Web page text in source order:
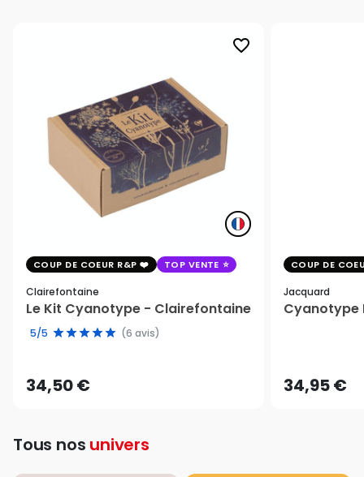
favorite_border
COUP DE COEUR R&P TOP VENTE
Clairefontaine
Le Kit Cyanotype - Clairefontaine
5/5 (6 avis)
34,50 €
COUP DE
Jacquard
Cyanotype
34,95 €
Tous nos univers